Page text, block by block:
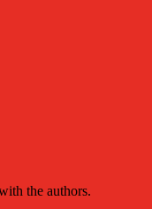
the authors.